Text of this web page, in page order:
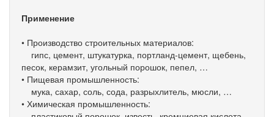
Применение
• Производство строительных материалов:
гипс, цемент, штукатурка, портланд-цемент, щебень,
песок, керамзит, угольный порошок, пепел, …
• Пищевая промышленность:
мука, сахар, соль, сода, разрыхлитель, мюсли, …
• Химическая промышленность: